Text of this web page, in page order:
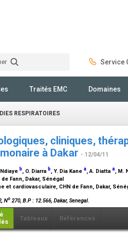
Service
Traités EMC Domaines
RESPIRATOIRES
cliniques,
à Dakar - 12/04/11
b, O. Diarra b, Y. Dia Kane a, A. Diatta a, M.
Fann, Dakar, Sénégal
et cardiovasculaire, CHN de Fann, Dakar,
No 270, B.P : 12.566, Dakar, Senegal.
Tableaux Références